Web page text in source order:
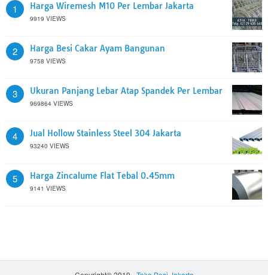
1 Harga Wiremesh M10 Per Lembar Jakarta
9919 VIEWS
2 Harga Besi Cakar Ayam Bangunan
9758 VIEWS
3 Ukuran Panjang Lebar Atap Spandek Per Lembar
969864 VIEWS
4 Jual Hollow Stainless Steel 304 Jakarta
93240 VIEWS
5 Harga Zincalume Flat Tebal 0.45mm
9141 VIEWS